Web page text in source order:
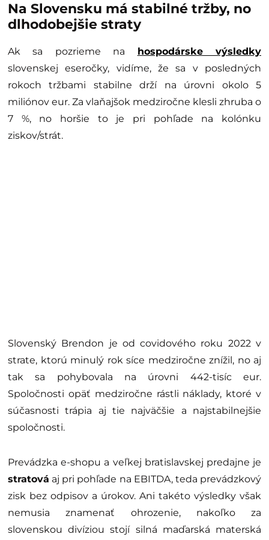
Na Slovensku má stabilné tržby, no
dlhodobejšie straty
Ak sa pozrieme na hospodárske výsledky
slovenskej eseročky, vidíme, že sa v posledných
rokoch tržbami stabilne drží na úrovni okolo 5
miliónov eur. Za vlaňajšok medziročne klesli zhruba o
7 %, no horšie to je pri pohľade na kolónku
ziskov/strát.
Slovenský Brendon je od covidového roku 2022 v
strate, ktorú minulý rok síce medziročne znížil, no aj
tak sa pohybovala na úrovni 442-tisíc eur.
Spoločnosti opäť medziročne rástli náklady, ktoré v
súčasnosti trápia aj tie najväčšie a najstabilnejšie
spoločnosti.
Prevádzka e-shopu a veľkej bratislavskej predajne je
stratová aj pri pohľade na EBITDA, teda prevádzkový
zisk bez odpisov a úrokov. Ani takéto výsledky však
nemusia znamenať ohrozenie, nakoľko za
slovenskou divíziou stojí silná maďarská materská